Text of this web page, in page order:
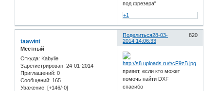
под фрезера"
+1
Поделиться 820
28-03-
2014 14:06:33
taawint
Местный
Откуда: Kabylie
Зарегистрирован: 24-01-2014
Приглашений: 0
Сообщений: 165
Уважение: [+146/-0]
привет, если кто может
помочь найти DXF
спасибо